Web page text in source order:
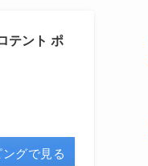
テント ポ
グで見る